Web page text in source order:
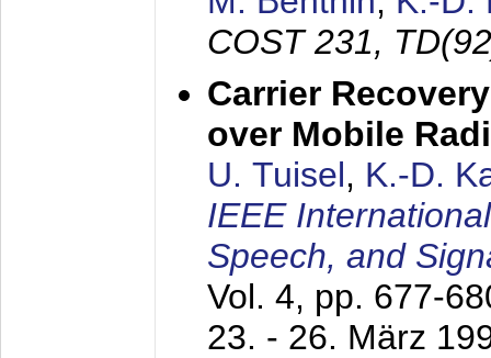
COST 231,
Carrier
over Mobile
U. Tuisel, K.-D.
IEEE
Speech, and
Vol. 4, pp. 677-
23. - 26. März